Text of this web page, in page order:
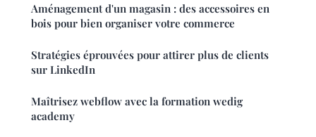
Aménagement d'un magasin : des accessoires en
bois pour bien organiser votre commerce
Stratégies éprouvées pour attirer plus de clients
sur LinkedIn
Maîtrisez webflow avec la formation wedig
academy